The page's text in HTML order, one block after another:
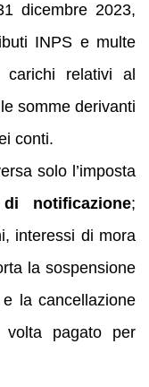
dicembre 2023,
INPS e multe
relativi al
somme derivanti
conti.
solo l’imposta
notificazione;
interessi di mora
la sospensione
la cancellazione
pagato per